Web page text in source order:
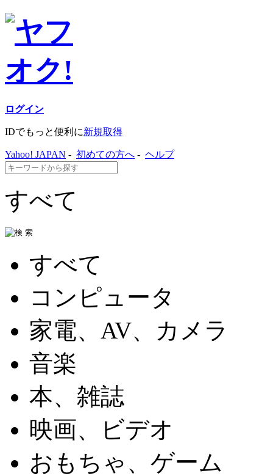
ログイン
IDでもっと便利に新規取得
Yahoo! JAPAN - 初めての方へ - ヘルプ
すべて
すべて
コンピュータ
家電、AV、カメラ
音楽
本、雑誌
映画、ビデオ
おもちゃ、ゲーム